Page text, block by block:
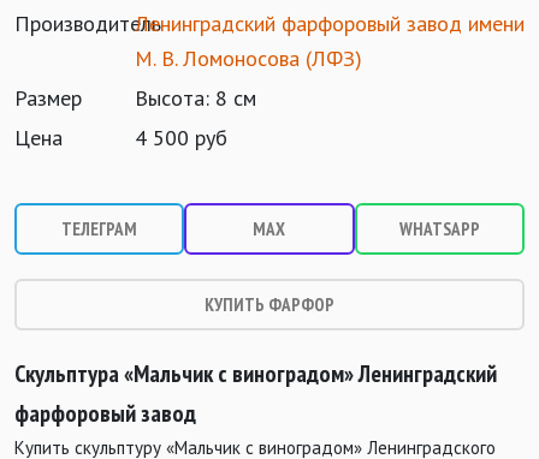
ПроизводительЛенинградский фарфоровый завод имени
М. В. Ломоносова (ЛФЗ)
Размер
Высота: 8 см
Цена
4 500 руб
ТЕЛЕГРАМ MAX WHATSAPP
КУПИТЬ ФАРФОР
Скульптура «Мальчик с виноградом» Ленинградский
фарфоровый завод
Купить скульптуру «Мальчик с виноградом» Ленинградского